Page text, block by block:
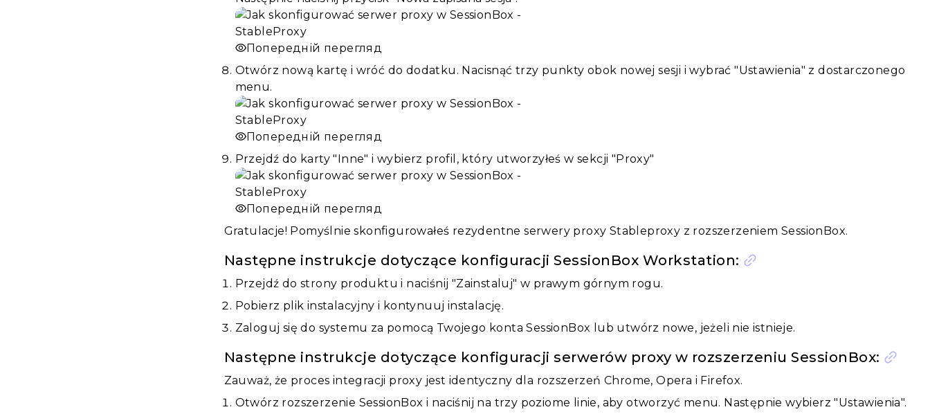
Попередній перегляд
Otwórz nową kartę i wróć do dodatku. Nacisnąć trzy punkty obok nowej sesji i wybrać "Ustawienia" z dostarczonego
menu.
Попередній перегляд
Przejdź do karty "Inne" i wybierz profil, który utworzyłeś w sekcji "Proxy"
Попередній перегляд
Gratulacje! Pomyślnie skonfigurowałeś rezydentne serwery proxy Stableproxy z rozszerzeniem SessionBox.
Następne instrukcje dotyczące konfiguracji SessionBox Workstation:
Przejdź do strony produktu i naciśnij "Zainstaluj" w prawym górnym rogu.
Pobierz plik instalacyjny i kontynuuj instalację.
Zaloguj się do systemu za pomocą Twojego konta SessionBox lub utwórz nowe, jeżeli nie istnieje.
Następne instrukcje dotyczące konfiguracji serwerów proxy w rozszerzeniu SessionBox:
Zauważ, że proces integracji proxy jest identyczny dla rozszerzeń Chrome, Opera i Firefox.
Otwórz rozszerzenie SessionBox i naciśnij na trzy poziome linie, aby otworzyć menu. Następnie wybierz "Ustawienia".